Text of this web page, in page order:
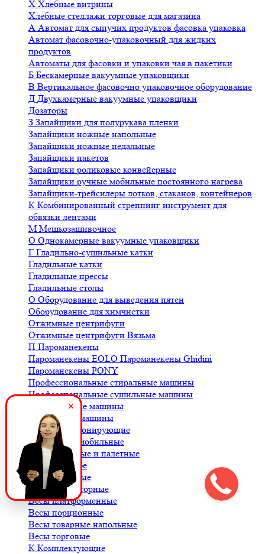
Х Хлебные витрины
Хлебные стеллажи торговые для магазина
А Автомат для сыпучих продуктов фасовка упаковка
Автомат фасовочно-упаковочный для жидких
продуктов
Автоматы для фасовки и упаковки чая в пакетики
Б Бескамерные вакуумные упаковщики
В Вертикальное фасовочно упаковочное оборудование
Д Двухкамерные вакуумные упаковщики
Дозаторы
З Запайщики для полурукава пленки
Запайщики ножные напольные
Запайщики ножные педальные
Запайщики пакетов
Запайщики роликовые конвейерные
Запайщики ручные мобильные постоянного нагрева
Запайщики-трейсилеры лотков, стаканов, контейнеров
К Комбинированный стреппинг инструмент для
обвязки лентами
М Мешкозашивочное
О Однокамерные вакуумные упаковщики
Г Гладильно-сушильные катки
Гладильные катки
Гладильные прессы
Гладильные столы
О Оборудование для выведения пятен
Оборудование для химчистки
Отжимные центрифуги
Отжимные центрифуги Вязьма
П Пароманекены
Пароманекены EOLO Пароманекены Ghidini
Пароманекены PONY
Профессиональные стиральные машины
Профессиональные сушильные машины
Стиральные машины
Сушильные машины
ШШкафы озонирующие
ВВесы автомобильные
Весы балочные и палетные
Весы для кофе
Весы крановые
Весы лабораторные
Весы платформенные
Весы порционные
Весы товарные напольные
Весы торговые
К Комплектующие